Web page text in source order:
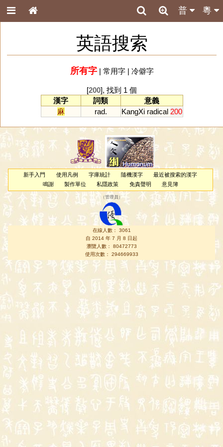
粵
普
英語搜索
所有字| 常用字| 冷僻字
[200], 找到 1 個
漢字
詞類
意義
麻
rad. KangXi radical 200
新手入門 使用凡例 字庫統計 隨機漢字
最近被搜索的漢字
鳴謝
製作單位 私隱政策 免責聲明 意見簿
（管理員 ）
在線人數： 3061
自 2014 年 7 月 8 日起
瀏覽人數： 80472773
使用次數： 294669933